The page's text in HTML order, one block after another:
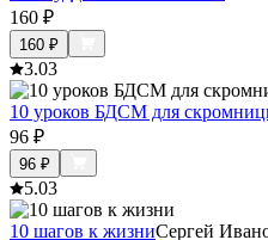
160 ₽
160 ₽
3.03
10 уроков БДСМ для
96 ₽
96 ₽
5.03
10 шагов к жизниСергей